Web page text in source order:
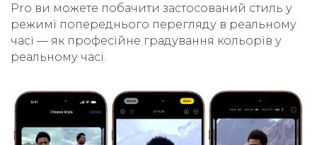
Pro ви можете побачити застосований стиль у
режимі попереднього перегляду в реальному
часі — як професійне градування кольорів у
реальному часі.